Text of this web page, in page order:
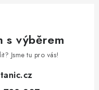
s výběrem
Jsme tu pro vás!